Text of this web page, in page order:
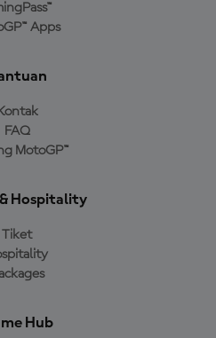
Apps
FAQ
MotoGP™
Hospitality
Tiket
Hub